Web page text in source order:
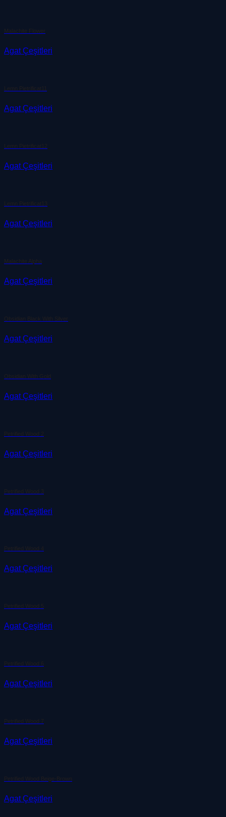
Malachite Flower
Agat Çeşitleri
Lemn Pietrificat11
Agat Çeşitleri
Lemn Pietrificat12
Agat Çeşitleri
Lemn Pietrificat13
Agat Çeşitleri
Malachite Alpha
Agat Çeşitleri
Obsidian Black With Silver
Agat Çeşitleri
Obsidian With Gold
Agat Çeşitleri
Petrified Wood 2
Agat Çeşitleri
Petrified Wood 3
Agat Çeşitleri
Petrified Wood 4
Agat Çeşitleri
Petrified Wood 5
Agat Çeşitleri
Agat Çeşitleri
Agat Çeşitleri
Agat Çeşitleri